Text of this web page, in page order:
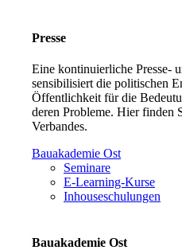
Presse
Eine kontinuierliche Presse-
sensibilisiert die politischen
Öffentlichkeit für die
deren Probleme. Hier finden
Verbandes.
Bauakademie Ost
Seminare
E-Learning-Kurse
Inhouseschulungen
Bauakademie Ost